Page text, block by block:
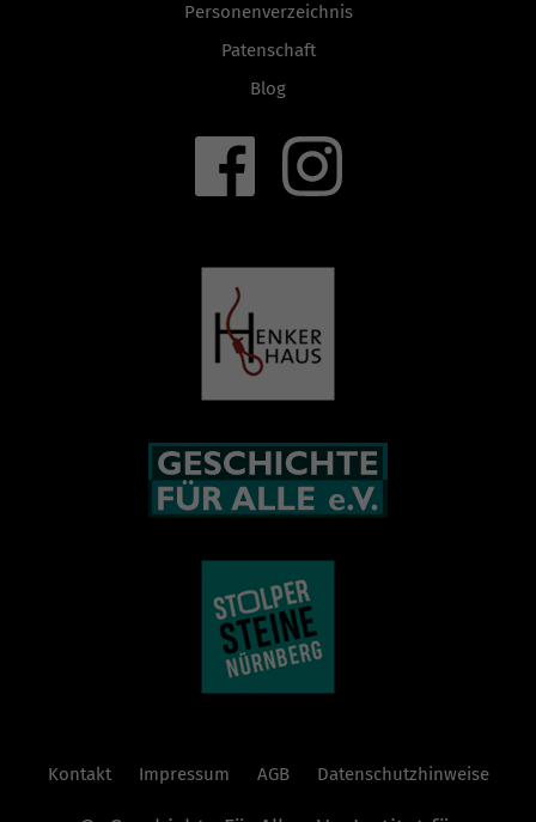
Personenverzeichnis
Patenschaft
Blog
Kontakt Impressum AGB Datenschutzhinweise